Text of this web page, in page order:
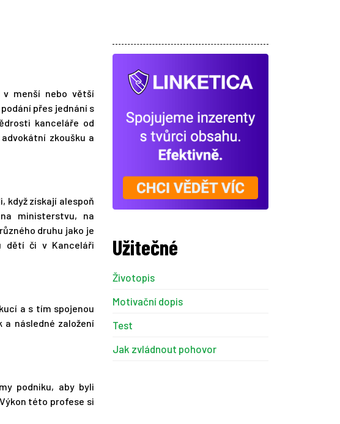
v menší nebo větší
přes jednání s
kanceláře od
zkoušku a
když získají alespoň
ministerstvu, na
druhu jako je
dětí či v Kanceláři
a s tím spojenou
následné založení
podniku, aby byli
této profese si
Užitečné
Životopis
Motivační dopis
Test
Jak zvládnout pohovor